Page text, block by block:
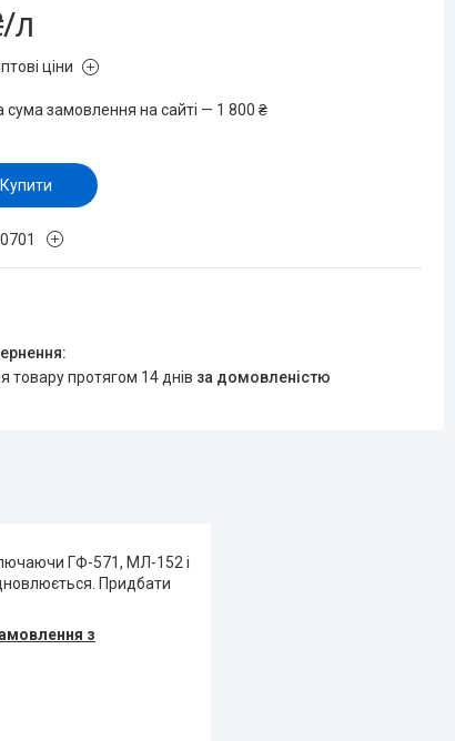
л
ціни
сума замовлення на сайті — 1 800 ₴
Купити
товару протягом 14 днів за домовленістю
ГФ-571, МЛ-152 і
Придбати
з